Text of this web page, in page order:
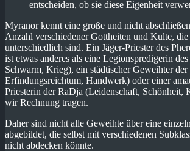
entscheiden, ob sie diese Eigenheit
Myranor kennt eine große und nicht
Anzahl verschiedener Gottheiten und Kulte, die
unterschiedlich sind. Ein Jäger-Priester des
ist etwas anderes als eine Legionspredigerin
Schwarm, Krieg), ein städtischer Geweihter
Erfindungsreichtum, Handwerk) oder einer
Priesterin der RaDja (Leidenschaft, Schönheit,
wir Rechnung tragen.
Daher sind nicht alle Geweihte über eine
abgebildet, die selbst mit verschiedenen
nicht abdecken könnte.